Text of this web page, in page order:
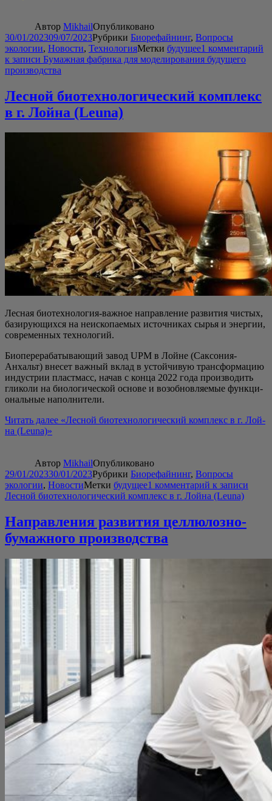
Автор MikhailОпубликовано
30/01/202309/07/2023Рубрики Биорефайнинг, Вопросы
экологии, Новости, ТехнологияМетки будущее1 комментарий
к записи Бумажная фабрика для моделирования будущего
производства
Лесной биотехнологический комплекс
в г. Лойна (Leuna)
Лес­ная био­тех­но­ло­гия-важ­ное направ­ле­ние раз­ви­тия чистых,
бази­ру­ю­щих­ся на неис­ко­па­е­мых источ­ни­ках сырья и энер­гии,
совре­мен­ных технологий.
Био­пе­ре­ра­ба­ты­ва­ю­щий завод UPM в Лойне (Сак­со­ния-
Анхальт) вне­сет важ­ный вклад в устой­чи­вую транс­фор­ма­цию
инду­стрии пласт­масс, начав с кон­ца 2022 года про­из­во­дить
гли­ко­ли на био­ло­ги­че­ской осно­ве и воз­об­нов­ля­е­мые функ­ци­
о­наль­ные наполнители.
Читать далее «Лес­ной био­тех­но­ло­ги­че­ский ком­плекс в г. Лой­
на (Leuna)»
Автор MikhailОпубликовано
29/01/202330/01/2023Рубрики Биорефайнинг, Вопросы
экологии, НовостиМетки будущее1 комментарий к записи
Лесной биотехнологический комплекс в г. Лойна (Leuna)
Направления развития целлюлозно-
бумажного производства